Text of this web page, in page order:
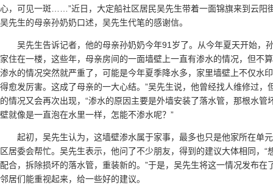
心，可见一斑……”近日，大定船社区居民吴先生带着一面锦旗来到云阳
吴先生的母亲孙奶奶口述，吴先生代笔的感谢信。
吴先生告诉记者，他的母亲孙奶奶今年91岁了。从今年夏天开始，
家住在一楼，这些年，母亲房间的一面墙壁上一直有渗水的情况，但不
渗水的情况突然就严重了，可能是今年夏季降水多，家里墙壁上不仅水
得愈发厉害。这成了母亲的一大心结。”吴先生说，他曾经找人维修过，
的情况又会再次出现，“渗水的原因主要是外墙安装了落水管，那根水管
壁就像是一直泡在水里一样，怎能不渗水呢？”
起初，吴先生认为，这墙壁渗水属于家事，最多也只是他家所在单
区居委会帮忙。吴先生表示，他问了不少朋友，得到的建议大体相同，“
配合，拆除损坏的落水管，重装新的。”于是，吴先生将这一情况发布在
邻居们能重视起来，给一些好的建议。